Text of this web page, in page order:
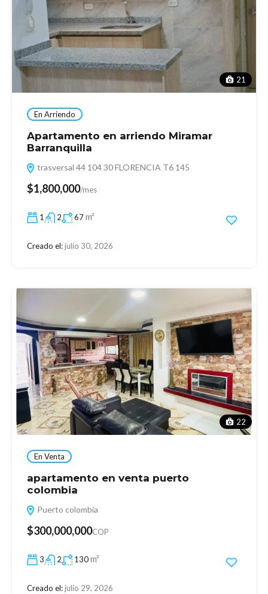
21
En Arriendo
Apartamento en arriendo Miramar
Barranquilla
trasversal 44 104 30 FLORENCIA T6 145
$1,800,000/mes
1 2 67m²
Creado el:julio 30, 2026
22
En Venta
apartamento en venta puerto
colombia
Puerto colombia
$300,000,000COP
3 2 130m²
Creado el:julio 29, 2026